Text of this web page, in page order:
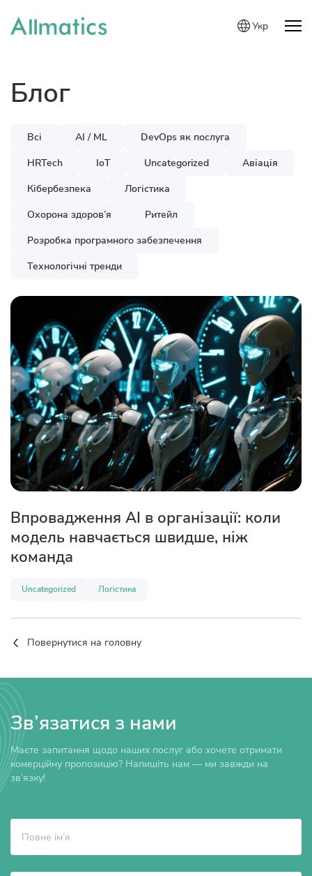
Укр
Блог
Всі AI / ML
DevOps як послуга
HRTech
IoT Uncategorized
Авіація
Кібербезпека
Логістика
Охорона здоров’я
Ритейл
Розробка програмного забезпечення
Технологічні тренди
Впровадження AI в організації: коли
модель навчається швидше, ніж
команда
Uncategorized Логістика
Повернутися на головну
Зв’язатися з нами
Маєте запитання щодо наших послуг або хочете отримати
комерційну пропозицію? Напишіть нам — ми завжди на
зв’язку!